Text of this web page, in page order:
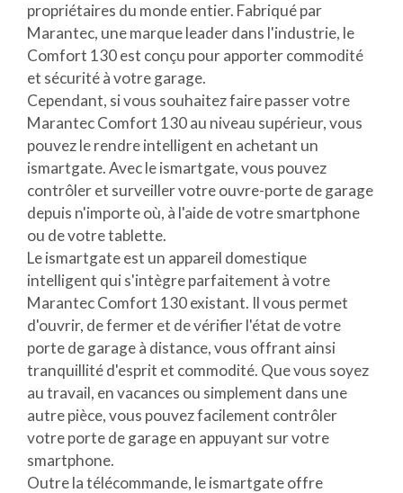
propriétaires du monde entier. Fabriqué par
Marantec, une marque leader dans l'industrie, le
Comfort 130 est conçu pour apporter commodité
et sécurité à votre garage.
Cependant, si vous souhaitez faire passer votre
Marantec Comfort 130 au niveau supérieur, vous
pouvez le rendre intelligent en achetant un
ismartgate. Avec le ismartgate, vous pouvez
contrôler et surveiller votre ouvre-porte de garage
depuis n'importe où, à l'aide de votre smartphone
ou de votre tablette.
Le ismartgate est un appareil domestique
intelligent qui s'intègre parfaitement à votre
Marantec Comfort 130 existant. Il vous permet
d'ouvrir, de fermer et de vérifier l'état de votre
porte de garage à distance, vous offrant ainsi
tranquillité d'esprit et commodité. Que vous soyez
au travail, en vacances ou simplement dans une
autre pièce, vous pouvez facilement contrôler
votre porte de garage en appuyant sur votre
smartphone.
Outre la télécommande, le ismartgate offre